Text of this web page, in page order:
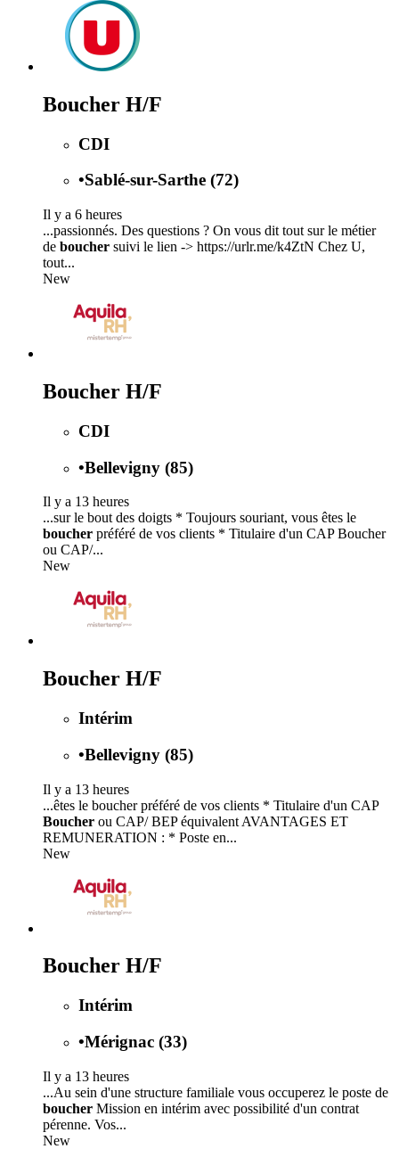
Boucher H/F
CDI
•Sablé-sur-Sarthe (72)
Il y a 6 heures
...passionnés. Des questions ? On vous dit tout sur le métier
de boucher suivi le lien -> https://urlr.me/k4ZtN Chez U,
tout...
New
Boucher H/F
CDI
•Bellevigny (85)
Il y a 13 heures
...sur le bout des doigts * Toujours souriant, vous êtes le
boucher préféré de vos clients * Titulaire d'un CAP Boucher
ou CAP/...
New
Boucher H/F
Intérim
•Bellevigny (85)
Il y a 13 heures
...êtes le boucher préféré de vos clients * Titulaire d'un CAP
Boucher ou CAP/ BEP équivalent AVANTAGES ET
REMUNERATION : * Poste en...
New
Boucher H/F
Intérim
•Mérignac (33)
Il y a 13 heures
...Au sein d'une structure familiale vous occuperez le poste de
boucher Mission en intérim avec possibilité d'un contrat
pérenne. Vos...
New